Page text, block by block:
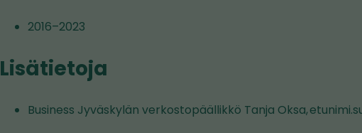
2016–2023
Lisätietoja
Business Jyväskylän verkostopäällikkö Tanja Oksa,